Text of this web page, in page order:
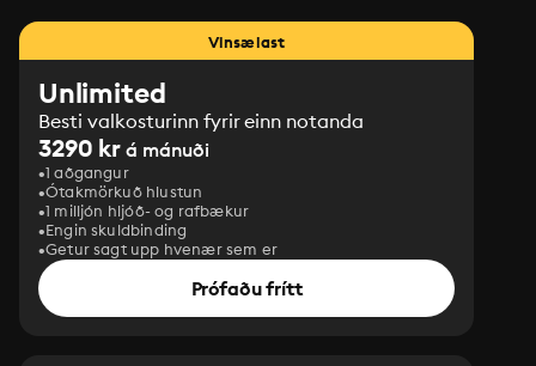
Vinsælast
Unlimited
Besti valkosturinn fyrir einn notanda
3290 kr á mánuði
1 aðgangur
Ótakmörkuð hlustun
1 milljón hljóð- og rafbækur
Engin skuldbinding
Getur sagt upp hvenær sem er
Prófaðu frítt